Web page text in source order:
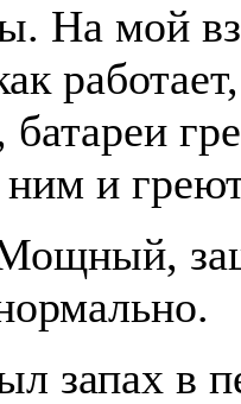
На мой
батареи
и
запах в